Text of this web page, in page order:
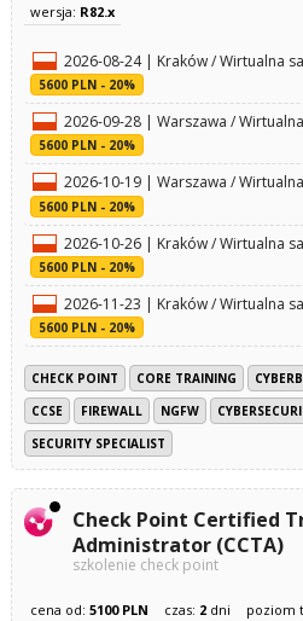
wersja: R82.x
2026-08-24 | Kraków / Wirtualna
5600 PLN - 20%
2026-09-28 | Warszawa /
5600 PLN - 20%
2026-10-19 | Warszawa /
5600 PLN - 20%
2026-10-26 | Kraków / Wirtualna
5600 PLN - 20%
2026-11-23 | Kraków / Wirtualna
5600 PLN - 20%
CHECK POINT CORE TRAINING
CCSE
FIREWALL NGFW
SECURITY SPECIALIST
Check Point Certified
Administrator (CCTA)
szkolenie check point
cena od: 5100 PLN czas: 2dni poziom